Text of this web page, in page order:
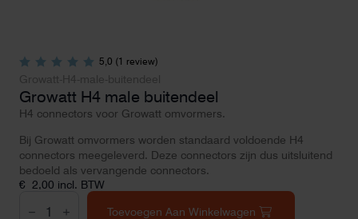
5,0 (1 review)
Growatt H4 male buitendeel
H4 connectors voor Growatt omvormers.
Bij Growatt omvormers worden standaard voldoende H4
connectors meegeleverd. Deze connectors zijn dus uitsluitend
bedoeld als vervangende connectors.
€ 2,00 incl. BTW
H4
Toevoegen Aan Winkelwagen